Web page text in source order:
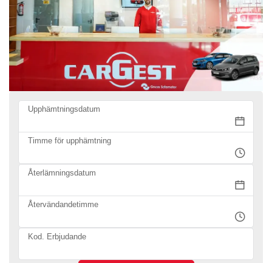
Upphämtningsdatum
Timme för upphämtning
Återlämningsdatum
Återvändandetimme
Kod. Erbjudande